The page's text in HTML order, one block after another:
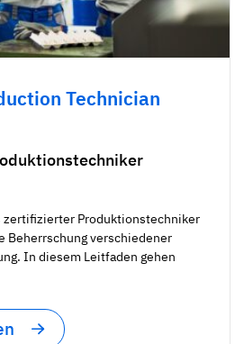
Technician
zertifizierter Produktionstechniker
Beherrschung verschiedener
In diesem Leitfaden gehen